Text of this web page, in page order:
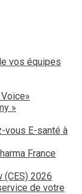
vos équipes
»
vous E-santé à
France
(CES) 2026
de votre